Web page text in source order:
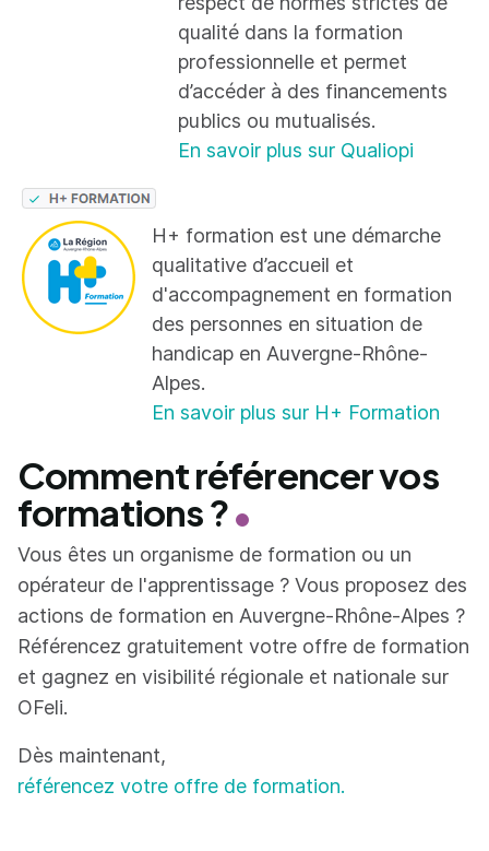
qualité dans la formation
professionnelle et permet
d’accéder à des financements
publics ou mutualisés.
En savoir plus sur Qualiopi
H+ formation est une démarche
qualitative d’accueil et
d'accompagnement en formation
des personnes en situation de
handicap en Auvergne-Rhône-
Alpes.
En savoir plus sur H+ Formation
Comment référencer vos
formations ?
Vous êtes un organisme de formation ou un
opérateur de l'apprentissage ? Vous proposez des
actions de formation en Auvergne-Rhône-Alpes ?
Référencez gratuitement votre offre de formation
et gagnez en visibilité régionale et nationale sur
OFeli.
Dès maintenant,
référencez votre offre de formation.